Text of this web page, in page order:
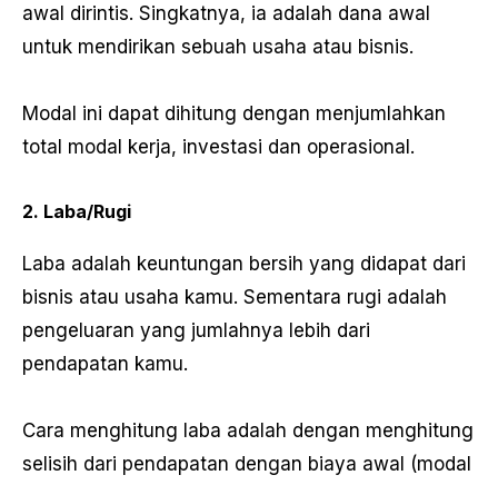
awal dirintis. Singkatnya, ia adalah dana awal
untuk mendirikan sebuah usaha atau bisnis.
Modal ini dapat dihitung dengan menjumlahkan
total modal kerja, investasi dan operasional.
2. Laba/Rugi
Laba adalah keuntungan bersih yang didapat dari
bisnis atau usaha kamu. Sementara rugi adalah
pengeluaran yang jumlahnya lebih dari
pendapatan kamu.
Cara menghitung laba adalah dengan menghitung
selisih dari pendapatan dengan biaya awal (modal